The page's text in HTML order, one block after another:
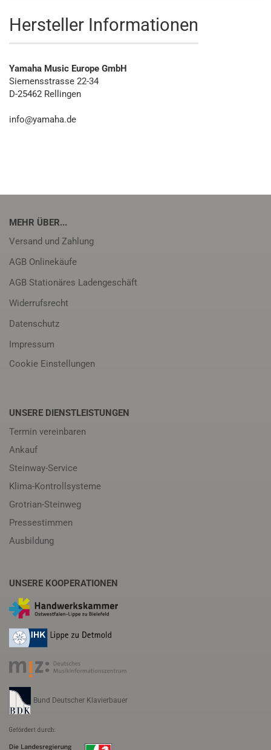
Hersteller Informationen
Yamaha Music Europe GmbH
Siemensstrasse 22-34
D-25462 Rellingen
info@yamaha.de
MEHR ÜBER...
Versand und Zahlung
AGB Onlinekäufe
AGB Stationäres Ladengeschäft
Widerrufsrecht
Datenschutz
Impressum
Cookie Einstellungen
UNSERE DIENSTLEISTUNGEN
Termin vereinbaren
Ankauf
Steinway-Service
Klima-Kontrollsysteme
Grotrian-Steinweg
Pressestimmen
Ausbildung
UNSERE KOOPERATIONEN
Bund Deutscher Klavierbauer